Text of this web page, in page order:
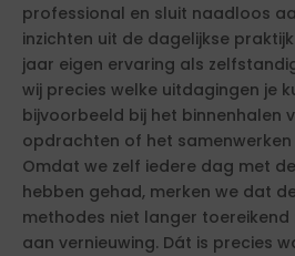
professional en sluit naadloos
inzichten uit de dagelijkse
jaar eigen ervaring als
wij precies welke uitdagingen je
bijvoorbeeld bij het binnenhalen
opdrachten of het
Omdat we zelf iedere dag met
hebben gehad, merken we dat
methodes niet langer toereikend
aan vernieuwing. Dát is precies